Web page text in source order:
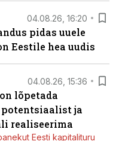
04.08.26, 16:20
pidas uuele
Eestile hea uudis
04.08.26, 15:36
lõpetada
ja
realiseerima
Eesti kapitalituru